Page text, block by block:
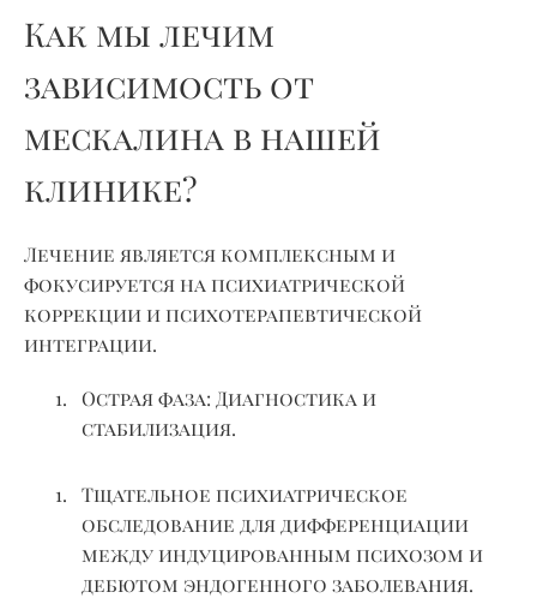
Как мы лечим
зависимость от
мескалина в нашей
клинике?
Лечение является комплексным и
фокусируется на психиатрической
коррекции и психотерапевтической
интеграции.
Острая фаза: Диагностика и
стабилизация.
Тщательное психиатрическое
обследование для дифференциации
между индуцированным психозом и
дебютом эндогенного заболевания.